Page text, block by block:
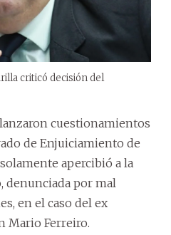
criticó decisión del
cuestionamientos
de Enjuiciamiento de
apercibió a la
denunciada por mal
en el caso del ex
Mario Ferreiro.